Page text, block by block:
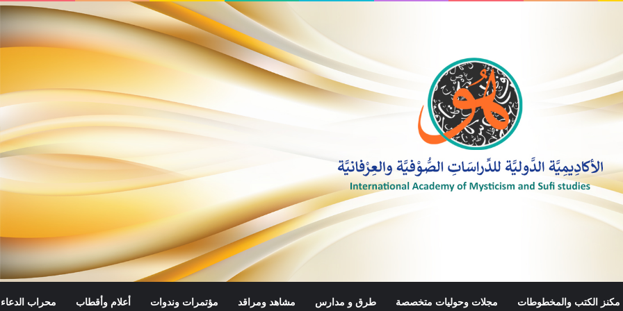
مكنز الكتب والمخطوطات مجلات وحوليات متخصصة طرق و مدارس مشاهد ومراقد مؤتمرات وندوات أعلام وأقطاب محراب الدعاء